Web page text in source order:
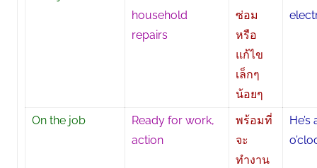
household
repairs
ซ่อม
หรือ
แก้ไข
เล็กๆ
น้อยๆ
On the job
Ready for work,
action
พร้อมที่
จะ
ทำงาน